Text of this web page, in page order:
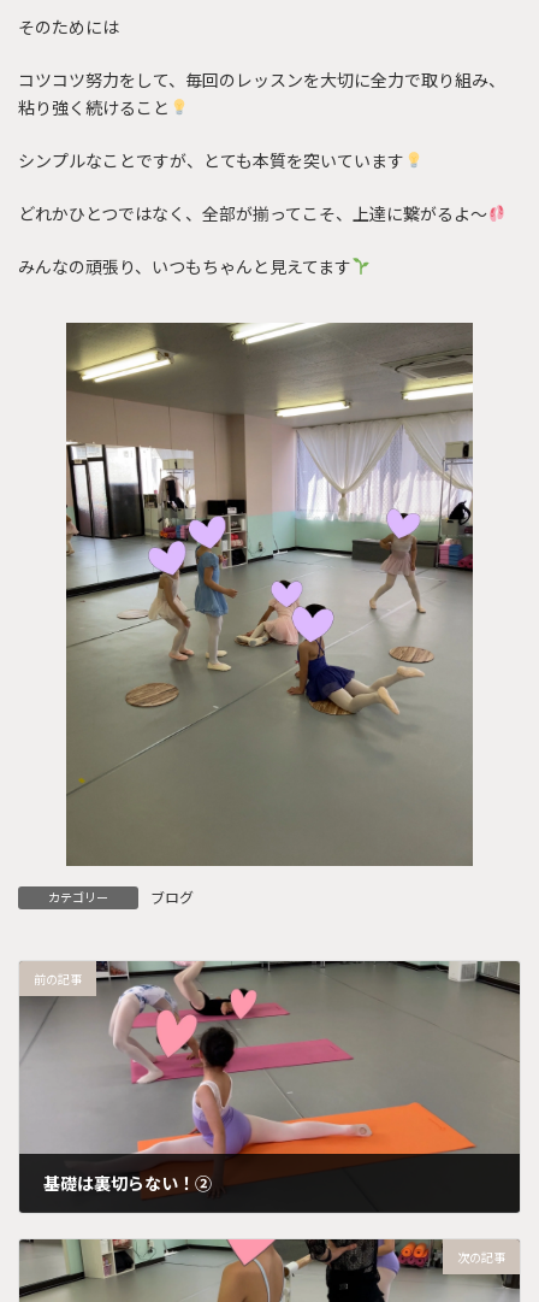
そのためには
コツコツ努力をして、毎回のレッスンを大切に全力で取り組み、
粘り強く続けること
シンプルなことですが、とても本質を突いています
どれかひとつではなく、全部が揃ってこそ、上達に繋がるよ〜
みんなの頑張り、いつもちゃんと見えてます
カテゴリー ブログ
前の記事
基礎は裏切らない！②
次の記事